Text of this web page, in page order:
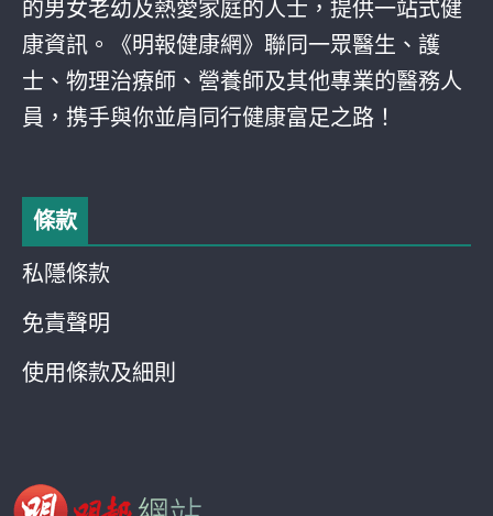
的男女老幼及熱愛家庭的人士，提供一站式健
康資訊。《明報健康網》聯同一眾醫生、護
士、物理治療師、營養師及其他專業的醫務人
員，携手與你並肩同行健康富足之路！
條款
私隱條款
免責聲明
使用條款及細則